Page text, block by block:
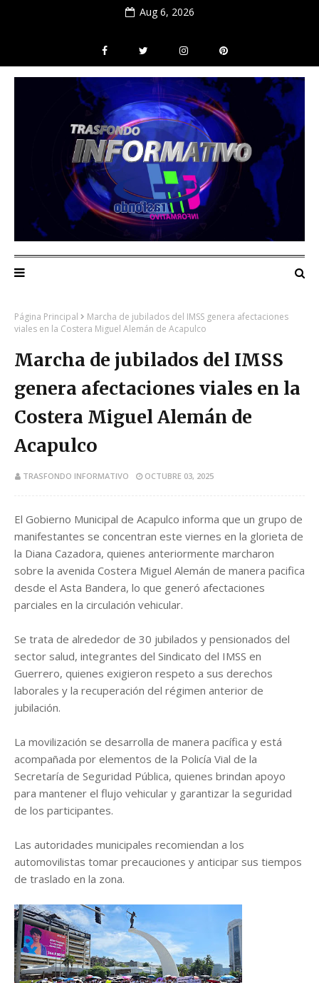
Aug 6, 2026
Página Principal
Marcha de jubilados del IMSS genera afectaciones
viales en la Costera Miguel Alemán de Acapulco
Marcha de jubilados del IMSS
genera afectaciones viales en la
Costera Miguel Alemán de
Acapulco
TRASFONDO INFORMATIVO OCTUBRE 03, 2025
El Gobierno Municipal de Acapulco informa que un grupo de
manifestantes se concentran este viernes en la glorieta de
la Diana Cazadora, quienes anteriormente marcharon
sobre la avenida Costera Miguel Alemán de manera pacifica
desde el Asta Bandera, lo que generó afectaciones
parciales en la circulación vehicular.
Se trata de alrededor de 30 jubilados y pensionados del
sector salud, integrantes del Sindicato del IMSS en
Guerrero, quienes exigieron respeto a sus derechos
laborales y la recuperación del régimen anterior de
jubilación.
La movilización se desarrolla de manera pacífica y está
acompañada por elementos de la Policía Vial de la
Secretaría de Seguridad Pública, quienes brindan apoyo
para mantener el flujo vehicular y garantizar la seguridad
de los participantes.
Las autoridades municipales recomiendan a los
automovilistas tomar precauciones y anticipar sus tiempos
de traslado en la zona.